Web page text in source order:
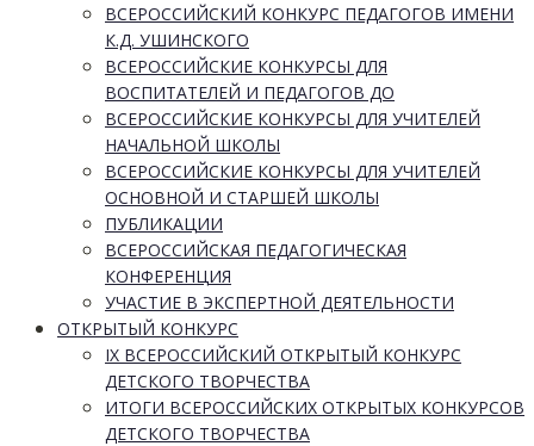
ВСЕРОССИЙСКИЙ КОНКУРС ПЕДАГОГОВ ИМЕНИ
К.Д. УШИНСКОГО
ВСЕРОССИЙСКИЕ КОНКУРСЫ ДЛЯ
ВОСПИТАТЕЛЕЙ И ПЕДАГОГОВ ДО
ВСЕРОССИЙСКИЕ КОНКУРСЫ ДЛЯ УЧИТЕЛЕЙ
НАЧАЛЬНОЙ ШКОЛЫ
ВСЕРОССИЙСКИЕ КОНКУРСЫ ДЛЯ УЧИТЕЛЕЙ
ОСНОВНОЙ И СТАРШЕЙ ШКОЛЫ
ПУБЛИКАЦИИ
ВСЕРОССИЙСКАЯ ПЕДАГОГИЧЕСКАЯ
КОНФЕРЕНЦИЯ
УЧАСТИЕ В ЭКСПЕРТНОЙ ДЕЯТЕЛЬНОСТИ
ОТКРЫТЫЙ КОНКУРС
IX ВСЕРОССИЙСКИЙ ОТКРЫТЫЙ КОНКУРС
ДЕТСКОГО ТВОРЧЕСТВА
ИТОГИ ВСЕРОССИЙСКИХ ОТКРЫТЫХ КОНКУРСОВ
ДЕТСКОГО ТВОРЧЕСТВА